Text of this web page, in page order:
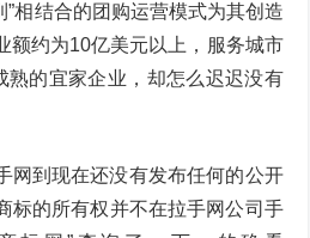
”相结合的团购运营模式为其创造
额约为10亿美元以上，服务城市
熟的宜家企业，却怎么迟迟没有
网到现在还没有发布任何的公开
标的所有权并不在拉手网公司手